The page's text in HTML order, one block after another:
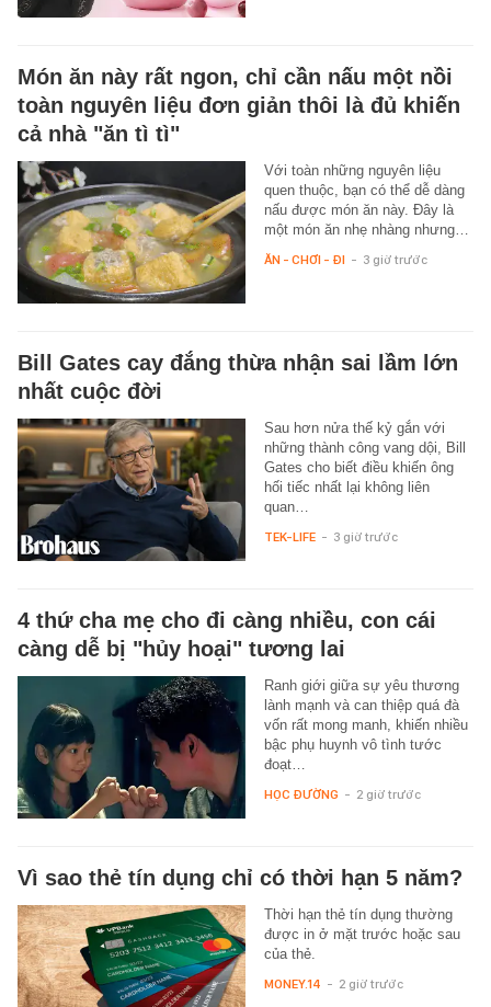
Món ăn này rất ngon, chỉ cần nấu một nồi
toàn nguyên liệu đơn giản thôi là đủ khiến
cả nhà "ăn tì tì"
Với toàn những nguyên liệu
quen thuộc, bạn có thể dễ dàng
nấu được món ăn này. Đây là
một món ăn nhẹ nhàng nhưng…
ĂN - CHƠI - ĐI - 3 giờ trước
Bill Gates cay đắng thừa nhận sai lầm lớn
nhất cuộc đời
Sau hơn nửa thế kỷ gắn với
những thành công vang dội, Bill
Gates cho biết điều khiến ông
hối tiếc nhất lại không liên
quan…
TEK-LIFE - 3 giờ trước
4 thứ cha mẹ cho đi càng nhiều, con cái
càng dễ bị "hủy hoại" tương lai
Ranh giới giữa sự yêu thương
lành mạnh và can thiệp quá đà
vốn rất mong manh, khiến nhiều
bậc phụ huynh vô tình tước
đoạt…
HỌC ĐƯỜNG - 2 giờ trước
Vì sao thẻ tín dụng chỉ có thời hạn 5 năm?
Thời hạn thẻ tín dụng thường
được in ở mặt trước hoặc sau
của thẻ.
MONEY.14 - 2 giờ trước